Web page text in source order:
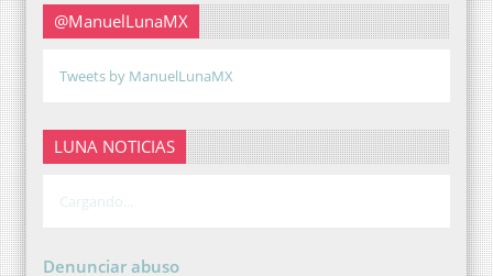
@ManuelLunaMX
Tweets by ManuelLunaMX
LUNA NOTICIAS
Cargando...
Denunciar abuso